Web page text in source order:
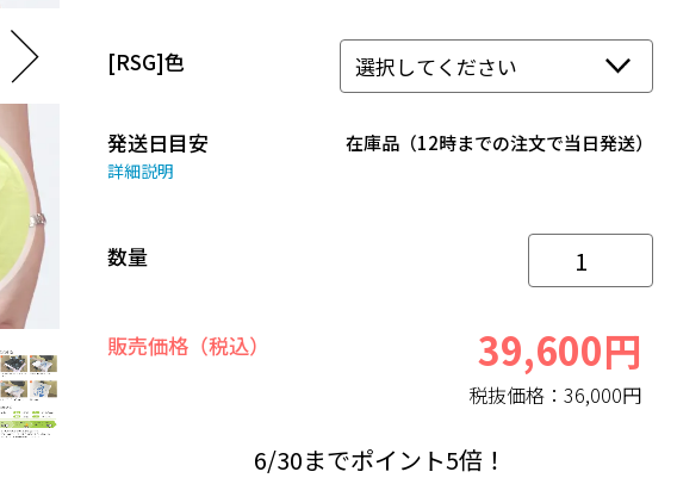
[RSG]色
発送日目安
詳細説明
在庫品（12時までの注文で当日発送）
数量
販売価格（税込） 39,600円
税抜価格： 36,000円
6/30までポイント5倍！